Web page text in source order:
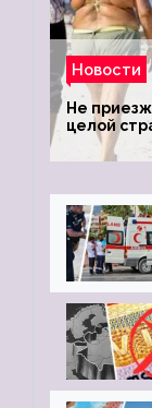
Новости
Не
целой
туристки